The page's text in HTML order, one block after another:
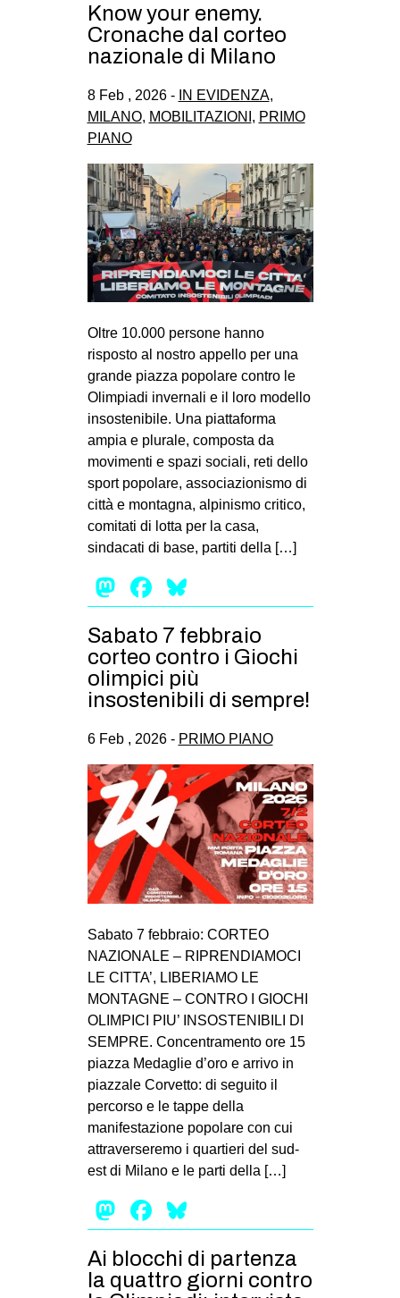
Know your enemy.
Cronache dal corteo
nazionale di Milano
8 Feb , 2026 - IN EVIDENZA,
MILANO, MOBILITAZIONI , PRIMO
PIANO
Oltre 10.000 persone hanno
risposto al nostro appello per una
grande piazza popolare contro le
Olimpiadi invernali e il loro modello
insostenibile. Una piattaforma
ampia e plurale, composta da
movimenti e spazi sociali, reti dello
sport popolare, associazionismo di
città e montagna, alpinismo critico,
comitati di lotta per la casa,
sindacati di base, partiti della […]
Mastodon
Facebook
Sabato 7 febbraio
corteo contro i Giochi
olimpici più
insostenibili di sempre!
6 Feb , 2026 - PRIMO PIANO
Sabato 7 febbraio: CORTEO
NAZIONALE – RIPRENDIAMOCI
LE CITTA’, LIBERIAMO LE
MONTAGNE – CONTRO I GIOCHI
OLIMPICI PIU’ INSOSTENIBILI DI
SEMPRE. Concentramento ore 15
piazza Medaglie d’oro e arrivo in
piazzale Corvetto: di seguito il
percorso e le tappe della
manifestazione popolare con cui
attraverseremo i quartieri del sud-
est di Milano e le parti della […]
Mastodon
Facebook
Ai blocchi di partenza
la quattro giorni contro